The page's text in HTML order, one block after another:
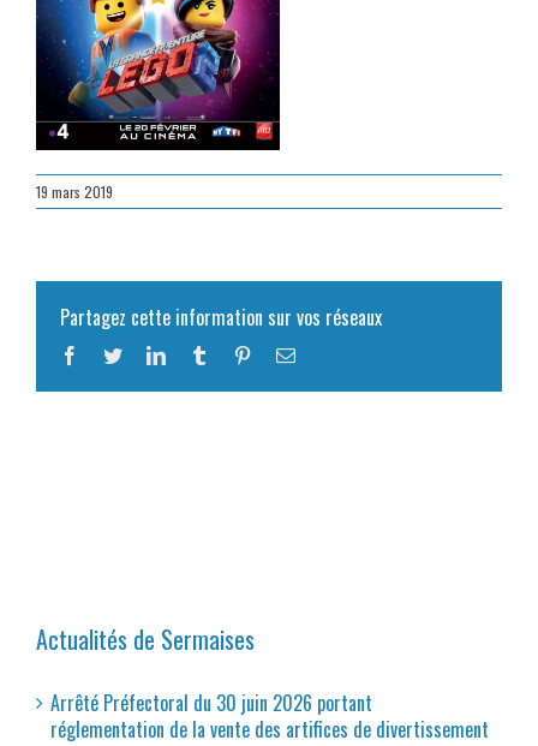
19 mars 2019
Partagez cette information sur vos réseaux
Facebook
TwitterLinkedInTumblr PinterestEmail
Actualités de Sermaises
Arrêté Préfectoral du 30 juin 2026 portant
réglementation de la vente des artifices de divertissement